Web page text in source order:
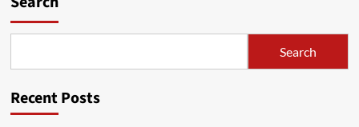
Search
Recent Posts